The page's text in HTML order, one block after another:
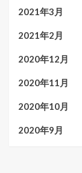
2021年3月
2021年2月
2020年12月
2020年11月
2020年10月
2020年9月